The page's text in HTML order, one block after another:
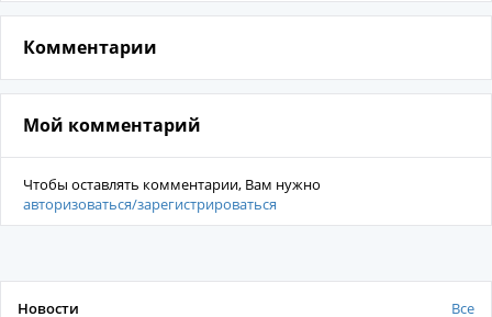
Комментарии
Мой комментарий
Чтобы оставлять комментарии, Вам нужно
авторизоваться/зарегистрироваться
Новости
Все